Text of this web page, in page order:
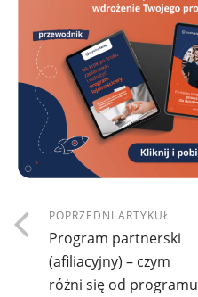
POPRZEDNI ARTYKUŁ
Program partnerski
(afiliacyjny) – czym
różni się od programu